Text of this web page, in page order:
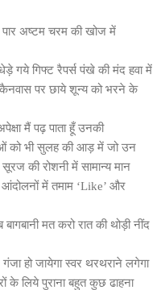
अष्टम चरम की खोज में
गये गिफ्ट रैपर्स पंखे की मंद हवा में
पर छाये शून्य को भरने के
मैं पढ़ पाता हूँ उनकी
को भी सुलह की आड़ में जो उन
की रोशनी में सामान्य मान
में तमाम ‘Like’ और
मत करो रात की थोड़ी नींद
हो जायेगा स्वर थरथराने लगेगा
के लिये पुराना बहुत कुछ ढाहना